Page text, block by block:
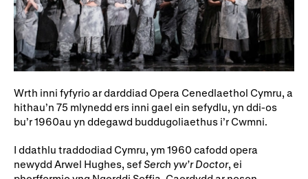
Amdanom ni
Ein hanes
Gyrfaoedd WNO
Darganfod opera
Digwyddiadau a Phrofiadau
Gwasanaethau technegol
Cymryd rhan
Ysgolion, Colegau a
Côr Cysur
Wrth inni fyfyrio ar darddiad Opera Cenedlaethol Cymru, a
hithau’n 75 mlynedd ers inni gael ein sefydlu, yn ddi-os
bu’r 1960au yn ddegawd buddugoliaethus i’r Cwmni.
I ddathlu traddodiad Cymru, ym 1960 cafodd opera
newydd Arwel Hughes, sefSerch yw’r Doctor, ei